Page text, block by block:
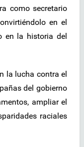
como secretario
en el
en la historia del
la lucha contra el
del gobierno
ampliar el
raciales